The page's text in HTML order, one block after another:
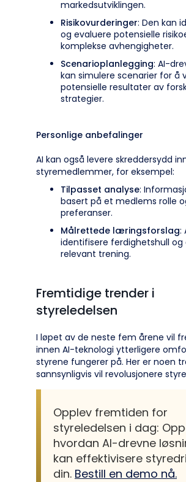
markedsutviklingen.
Risikovurderinger: Den kan
og evaluere potensielle
komplekse avhengigheter.
Scenarioplanlegging: AI-
kan simulere scenarier for å
potensielle resultater av
strategier.
Personlige anbefalinger
AI kan også levere skreddersydd
styremedlemmer, for eksempel:
Tilpasset analyse:
basert på et medlems rolle
preferanser.
Målrettede læringsforslag:
identifisere ferdighetshull og
relevant trening.
Fremtidige trender i
styreledelsen
I løpet av de neste fem årene vil
innen AI-teknologi ytterligere
styrene fungerer på. Her er noen
sannsynligvis vil revolusjonere
Opplev fremtiden for
styreledelsen i dag:
hvordan AI-drevne
kan effektivisere
din. Bestill en demo nå.